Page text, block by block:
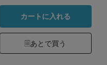
カートに入れる
あとで買う